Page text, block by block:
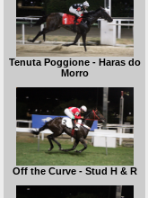
Tenuta Poggione - Haras do
Morro
Off the Curve - Stud H & R